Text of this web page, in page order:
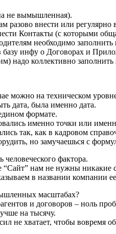
не вымышленная).
разово внести или
Контакты (с которыми
необходимо
базу инфу о Договорах и
надо коллективно
можно на техническом
дата, была именно дата.
формате.
именно точки или
так, как в кадровом
но замучаешься с
фактора.
нам не нужны никакие
в названии
масштабах?
и договоров – ноль
на тысячу.
не хватает, чтобы вовремя